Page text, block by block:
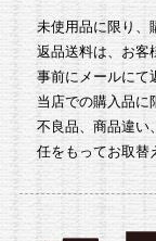
未使用品に限り、
返品送料は、お客
事前にメールにて
当店での購入品に
不良品、商品違い
任をもってお取替